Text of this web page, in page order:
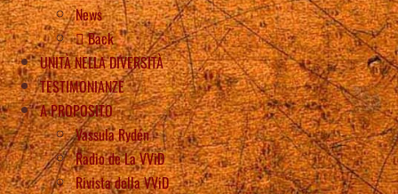
News
Back
UNITÀ NELLA DIVERSITÀ
TESTIMONIANZE
A PROPOSITO
Vassula Rydén
Radio de La VViD
Rivista della VViD